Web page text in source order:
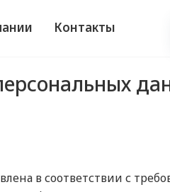
Контакты
в соответствии с